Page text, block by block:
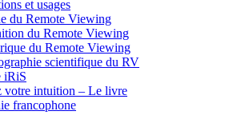
et usages
du Remote Viewing
du Remote Viewing
du Remote Viewing
scientifique du RV
iRiS
votre intuition – Le livre
francophone